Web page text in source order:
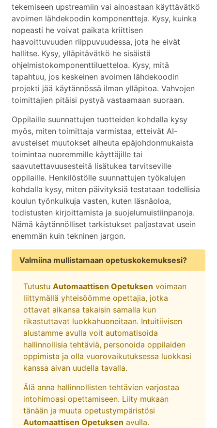
tekemiseen upstreamiin vai ainoastaan käyttävätkö
avoimen lähdekoodin komponentteja. Kysy, kuinka
nopeasti he voivat paikata kriittisen
haavoittuvuuden riippuvuudessa, jota he eivät
hallitse. Kysy, ylläpitävätkö he sisäistä
ohjelmistokomponenttiluetteloa. Kysy, mitä
tapahtuu, jos keskeinen avoimen lähdekoodin
projekti jää käytännössä ilman ylläpitoa. Vahvojen
toimittajien pitäisi pystyä vastaamaan suoraan.
Oppilaille suunnattujen tuotteiden kohdalla kysy
myös, miten toimittaja varmistaa, etteivät AI-
avusteiset muutokset aiheuta epäjohdonmukaista
toimintaa nuoremmille käyttäjille tai
saavutettavuusesteitä lisätukea tarvitseville
oppilaille. Henkilöstölle suunnattujen työkalujen
kohdalla kysy, miten päivityksiä testataan todellisia
koulun työnkulkuja vasten, kuten läsnäoloa,
todistusten kirjoittamista ja suojelumuistiinpanoja.
Nämä käytännölliset tarkistukset paljastavat usein
enemmän kuin tekninen jargon.
Valmiina mullistamaan opetuskokemuksesi?
Tutustu Automaattisen Opetuksen voimaan
liittymällä yhteisöömme opettajia, jotka
ottavat aikansa takaisin samalla kun
rikastuttavat luokkahuoneitaan. Intuitiivisen
alustamme avulla voit automatisoida
hallinnollisia tehtäviä, personoida oppilaiden
oppimista ja olla vuorovaikutuksessa luokkasi
kanssa aivan uudella tavalla.
Älä anna hallinnollisten tehtävien varjostaa
intohimoasi opettamiseen. Liity mukaan
tänään ja muuta opetustympäristösi
Automaattisen Opetuksen avulla.